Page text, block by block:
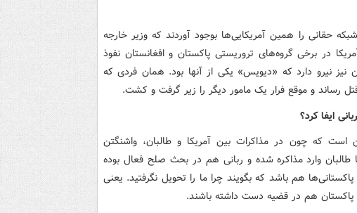
حقانی را همین آمریکایی‌ها بوجود آوردند که وزیر خارجه
در برخی گروه‌های تروریستی پاکستان و افغانستان نفوذ
نیز نیرو دارد که «دیویس» یکی از آنها بود. همان فردی که
رساند و موقع فرار یک مامور دیگر را زیر گرفت و کشت.
ایفا کرد؟
که چون در مذاکرات بین آمریکا و طالبان، واشنگتن
طالبان وارد مذاکره شده و ربانی هم در بحث صلح فعال بوده
هم باشد که بگویند چرا ما را تحویل نگرفتید. یعنی
هم در قضیه دست داشته باشند.